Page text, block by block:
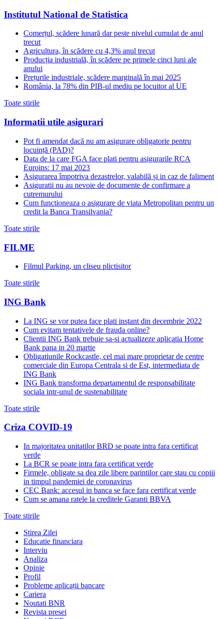
Institutul National de Statistica
Comerțul, scădere lunară dar peste nivelul cumulat de anul
trecut
Agricultura, în scădere cu 4,3% anul trecut
Producția industrială, în scădere pe primele cinci luni ale
anului
Prețurile industriale, scădere marginală în mai 2025
România, la 78% din PIB-ul mediu pe locuitor al UE
Toate stirile
Informatii utile asigurari
Pot fi amendat dacă nu am asigurare obligatorie pentru
locuință (PAD)?
Data de la care FGA face plati pentru asigurarile RCA
Euroins: 17 mai 2023
Asigurarea împotriva dezastrelor, valabilă și in caz de faliment
Asiguratii nu au nevoie de documente de confirmare a
cutremurului
Cum functioneaza o asigurare de viata Metropolitan pentru un
credit la Banca Transilvania?
Toate stirile
FILME
Filmul Parking, un cliseu plictisitor
Toate stirile
ING Bank
La ING se vor putea face plati instant din decembrie 2022
Cum evitam tentativele de frauda online?
Clientii ING Bank trebuie sa-si actualizeze aplicatia Home
Bank pana in 20 martie
Obligatiunile Rockcastle, cel mai mare proprietar de centre
comerciale din Europa Centrala si de Est, intermediata de
ING Bank
ING Bank transforma departamentul de responsabilitate
sociala intr-unul de sustenabilitate
Toate stirile
Criza COVID-19
In majoritatea unitatilor BRD se poate intra fara certificat
verde
La BCR se poate intra fara certificat verde
Firmele, obligate sa dea zile libere parintilor care stau cu copiii
in timpul pandemiei de coronavirus
CEC Bank: accesul in banca se face fara certificat verde
Cum se amana ratele la creditele Garanti BBVA
Toate stirile
Stirea Zilei
Educatie financiara
Interviu
Analiza
Opinie
Profil
Probleme aplicații bancare
Cariera
Noutati BNR
Revista presei